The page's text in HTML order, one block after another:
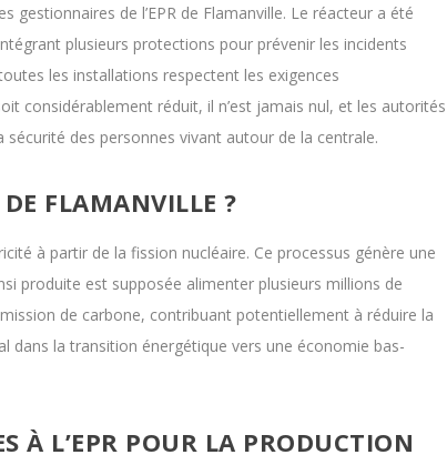
de l’EPR de Flamanville. Le réacteur a été
plusieurs protections pour prévenir les incidents
les installations respectent les exigences
considérablement réduit, il n’est jamais nul, et les autorités
des personnes vivant autour de la centrale.
DE FLAMANVILLE ?
à partir de la fission nucléaire. Ce processus génère une
produite est supposée alimenter plusieurs millions de
de carbone, contribuant potentiellement à réduire la
dans la transition énergétique vers une économie bas-
À L’EPR POUR LA PRODUCTION